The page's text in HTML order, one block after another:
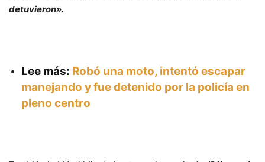
detuvieron».
Lee más: Robó una moto, intentó escapar
manejando y fue detenido por la policía en
pleno centro